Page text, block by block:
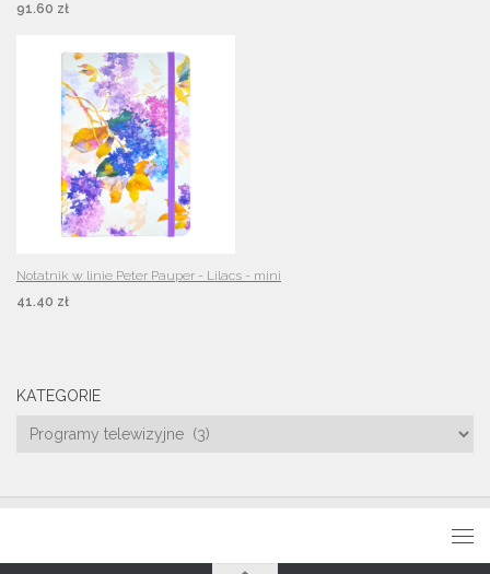
91.60 zł
Notatnik w linie Peter Pauper - Lilacs - mini
41.40 zł
KATEGORIE
Kategorie